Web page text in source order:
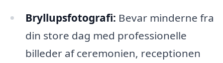
Bryllupsfotografi: Bevar minderne fra
din store dag med professionelle
billeder af ceremonien, receptionen